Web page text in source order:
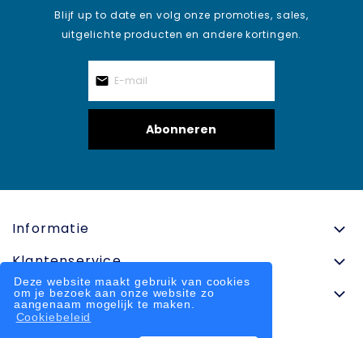
Deze website maakt gebruik van cookies
om je bezoek aan onze website zo
aangenaam mogelijk te maken.
Cookiebeleid
Blijf up to date en volg onze promoties, sales,
uitgelichte producten en andere kortingen.
Abonneren
Informatie
Klantenservice
Contactinformatie